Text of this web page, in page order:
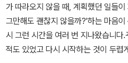
채널에서 드라마로 만들어져 방영되
이로 강물에 투신해 죽음을 맞이한 다
자신의 삶을 부끄러워하며 살았다고
이런 작품을 쓸 수 있었다는 것만으
서 익살꾼을 자처할만큼 자신의 내면
주인공.어쩌면 우리도 우리의 내면의
게 힘들고 지쳐있는지 모르겠다.노력
인간본연의 모습에 몸과 마음이 피폐
가 따라오지 않을 때, 계획했던 일들
그만해도 괜찮지 않을까?'하는 마음
시 그런 시간을 여러 번 지나왔습니다
적도 있었고 다시 시작하는 것이 두렵